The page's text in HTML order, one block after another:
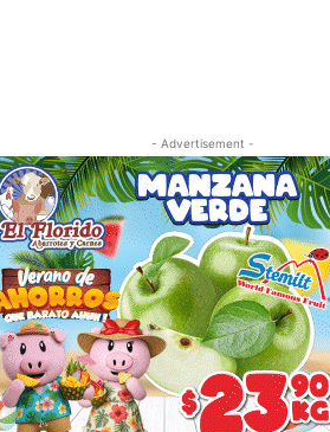
- Advertisement -